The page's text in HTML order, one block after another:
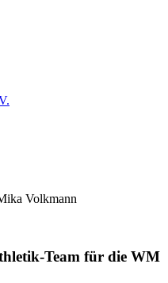
Volkmann
Team für die WM